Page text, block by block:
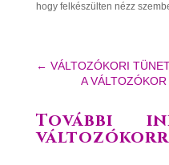
hogy felkészülten nézz
← VÁLTOZÓKORI
A
További